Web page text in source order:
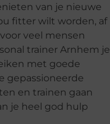
van je nieuwe
fitter wilt worden, af
veel mensen
trainer Arnhem je
met goede
gepassioneerde
en trainen gaan
je heel god hulp